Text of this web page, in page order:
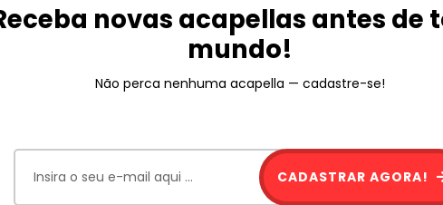
novas acapellas antes de
mundo!
Não perca nenhuma acapella — cadastre-se!
CADASTRAR AGORA!